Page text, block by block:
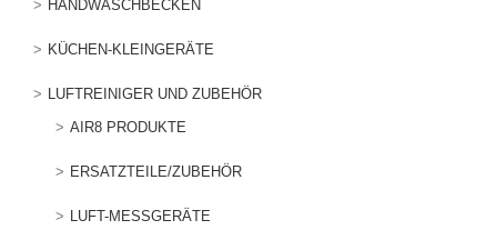
HANDWASCHBECKEN
KÜCHEN-KLEINGERÄTE
LUFTREINIGER UND ZUBEHÖR
AIR8 PRODUKTE
ERSATZTEILE/ZUBEHÖR
LUFT-MESSGERÄTE